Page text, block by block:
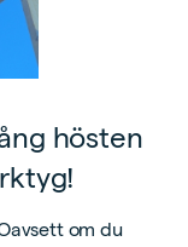
hösten
om du